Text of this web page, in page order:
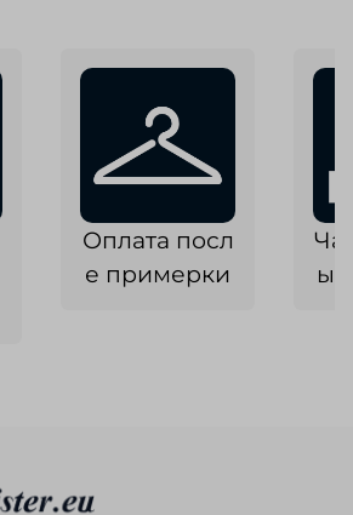
Оплата посл
е примерки